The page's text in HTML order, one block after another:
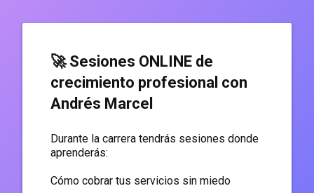
🚀 Sesiones ONLINE de
crecimiento profesional con
Andrés Marcel
Durante la carrera tendrás sesiones donde
aprenderás:
Cómo cobrar tus servicios sin miedo